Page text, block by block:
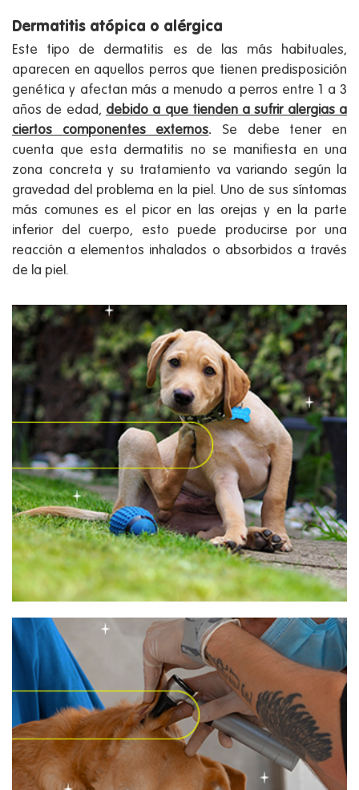
Dermatitis atópica o alérgica
Este tipo de dermatitis es de las más habituales,
aparecen en aquellos perros que tienen predisposición
genética y afectan más a menudo a perros entre 1 a 3
años de edad, debido a que tienden a sufrir alergias a
ciertos componentes externos. Se debe tener en
cuenta que esta dermatitis no se manifiesta en una
zona concreta y su tratamiento va variando según la
gravedad del problema en la piel. Uno de sus síntomas
más comunes es el picor en las orejas y en la parte
inferior del cuerpo, esto puede producirse por una
reacción a elementos inhalados o absorbidos a través
de la piel.